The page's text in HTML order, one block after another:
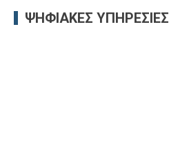
ΨΗΦΙΑΚΈΣ ΥΠΗΡΕΣΊΕΣ